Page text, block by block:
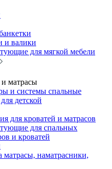
и валики
для мягкой мебели
матрасы
и системы спальные
детской
для кроватей и матрасов
для спальных
и кроватей
матрасы, наматрасники,